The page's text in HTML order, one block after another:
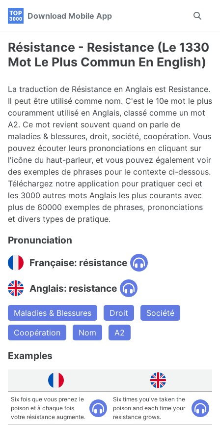
Skip
navigation
Skip
Skip
Download Mobile App
Toggle
Résistance - Resistance (Le 1330
Mot Le Plus Commun En English)
La traduction de Résistance en Anglais est Resistance.
Il peut être utilisé comme nom. C'est le 10e mot le plus
couramment utilisé en Anglais, classé comme un mot
A2. Ce mot revient souvent quand on parle de
maladies & blessures, droit, société, coopération. Vous
pouvez écouter leurs prononciations en cliquant sur
l'icône du haut-parleur, et vous pouvez également voir
des exemples de phrases pour le contexte ci-dessous.
Téléchargez notre application pour pratiquer ceci et
les 3000 autres mots Anglais les plus courants avec
plus de 60000 exemples de phrases, prononciations
et divers types de pratique.
Pronunciation
Française: résistance
Anglais: resistance
Maladies & Blessures Droit
Société
Coopération
Nom A2
Examples
Six fois que vous prenez le
poison et à chaque fois
votre résistance augmente.
Six times you've taken the
poison and each time your
resistance grows.